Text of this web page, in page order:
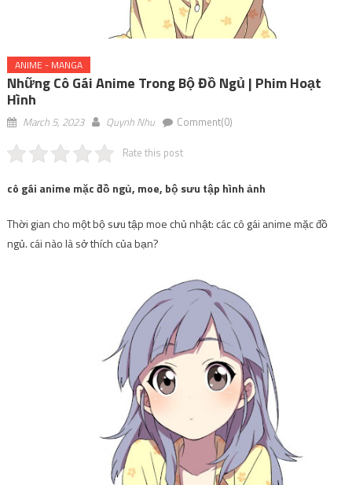
ANIME - MANGA
Những Cô Gái Anime Trong Bộ Đồ Ngủ | Phim Hoạt
Hình
March 5, 2023 Quynh Nhu Comment(0)
Rate this post
cô gái anime mặc đồ ngủ, moe, bộ sưu tập hình ảnh
Thời gian cho một bộ sưu tập moe chủ nhật: các cô gái anime mặc đồ
ngủ. cái nào là sở thích của bạn?